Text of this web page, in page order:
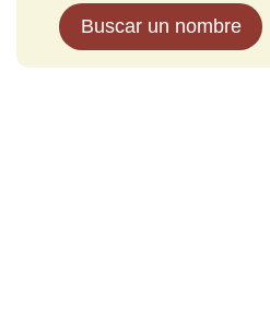
Buscar un nombre